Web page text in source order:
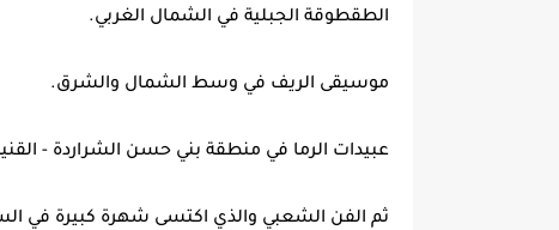
الطقطوقة الجبلية في الشمال الغربي.
موسيقى الريف في وسط الشمال والشرق.
عبيدات الرما في منطقة بني حسن الشراردة -
ثم الفن الشعبي والذي اكتسى شهرة كبيرة في